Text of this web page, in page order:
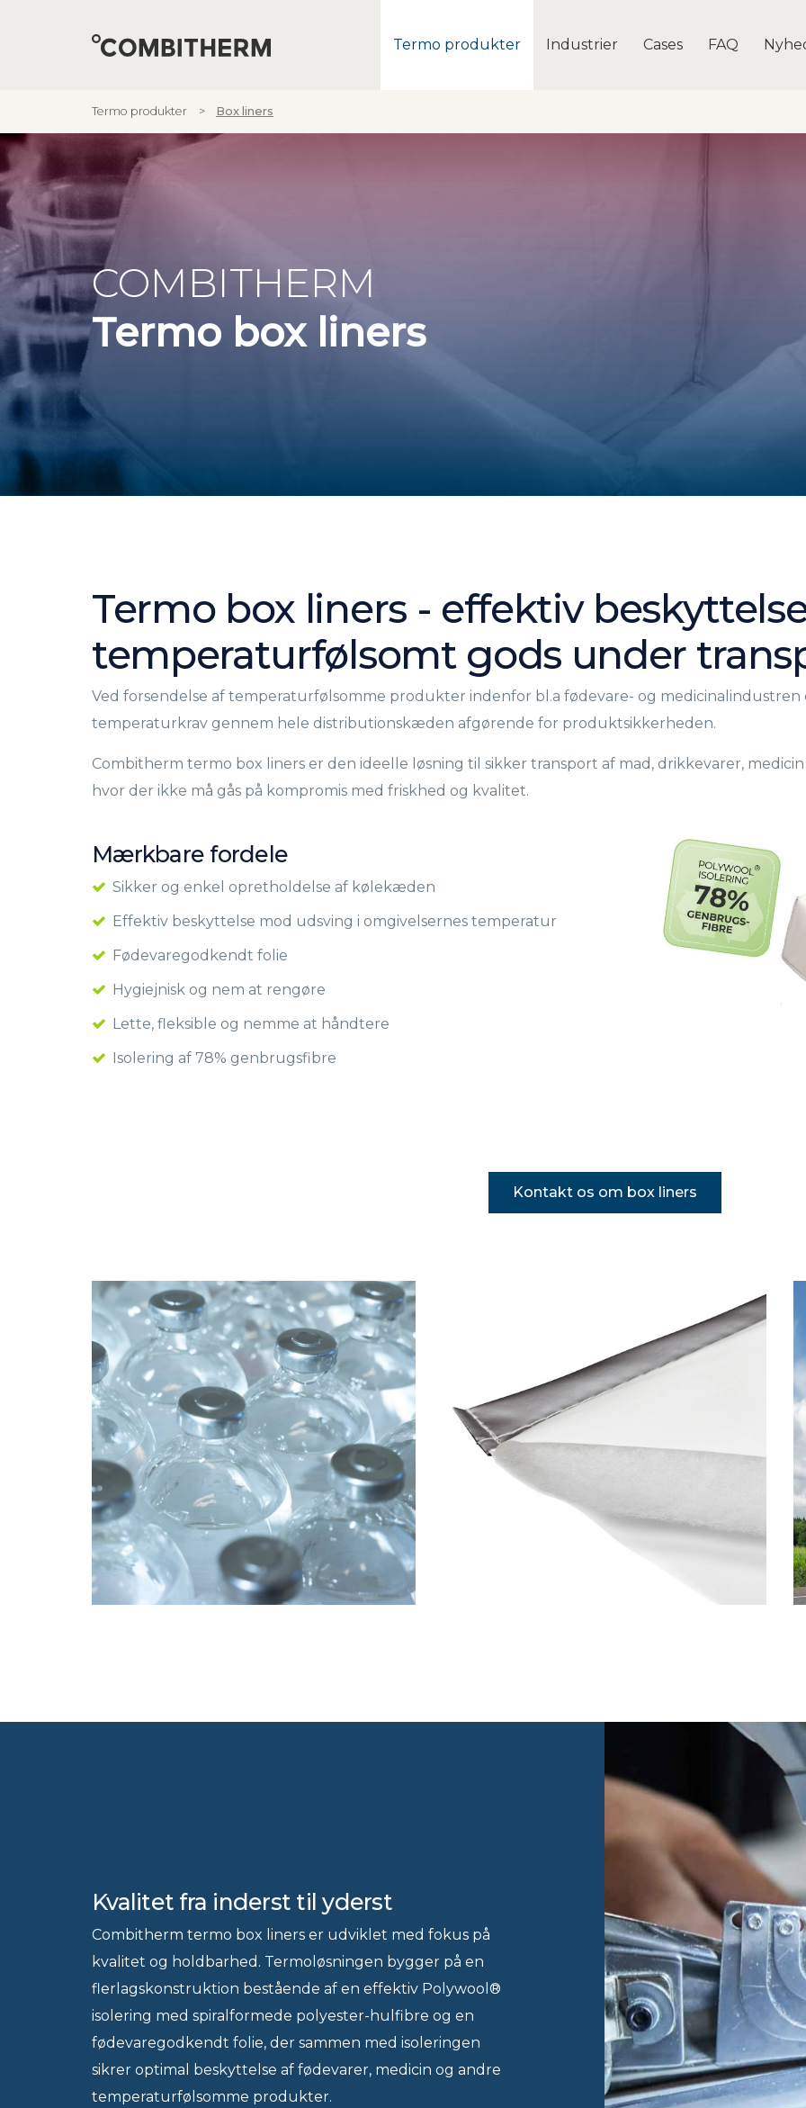
Termo produkter Box liners
COMBITHERM
Termo box liners
Termo box liners - effektiv
temperaturfølsomt gods under
Ved forsendelse af temperaturfølsomme produkter indenfor bl.a fødevare- og medicinalindustren
temperaturkrav gennem hele distributionskæden afgørende for produktsikkerheden.
Combitherm termo box liners er den ideelle løsning til sikker transport af mad, drikkevarer,
hvor der ikke må gås på kompromis med friskhed og kvalitet.
Mærkbare fordele
Sikker og enkel opretholdelse af kølekæden
Effektiv beskyttelse mod udsving i omgivelsernes temperatur
Fødevaregodkendt folie
Hygiejnisk og nem at rengøre
Lette, fleksible og nemme at håndtere
Isolering af 78% genbrugsfibre
Kontakt os om box liners
Kvalitet fra inderst til yderst
Combitherm termo box liners er udviklet med fokus på
kvalitet og holdbarhed. Termoløsningen bygger på en
flerlagskonstruktion bestående af en effektiv Polywool®
isolering med spiralformede polyester-­hulfibre og en
fødevaregodkendt folie, der sammen med isoleringen
sikrer optimal beskyttelse af fødevarer, medicin og andre
temperaturfølsomme produkter.
Termo produkter Industrier Cases FAQ